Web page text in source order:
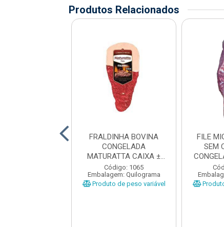
Produtos Relacionados
FRALDINHA BOVINA
CONGELADA
MATURATTA CAIXA ±
15KG
Código: 1065
Embalagem: Quilograma
Produto de peso variável
FILE
SEM